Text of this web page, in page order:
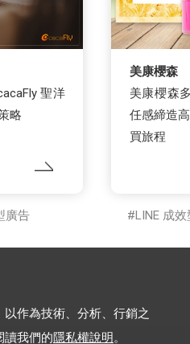
聖洋
略
廣告
美康櫻森
美康櫻森
任感締造
買旅程
LINE 成
作為技術、分析、行銷之
讀我們的隱私權說明。